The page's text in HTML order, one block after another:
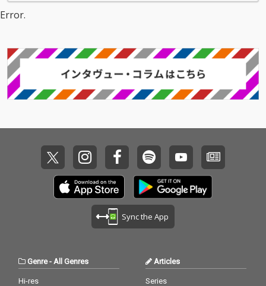
Error.
Sync the App
Genre- All Genres
Hi-res
Articles
Series